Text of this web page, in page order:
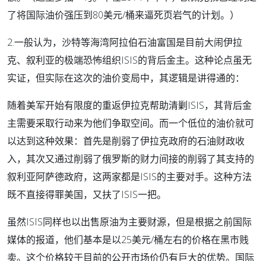
了将国际油价强压到80美元/桶来逼死页岩气的计划。）
2.一般认为，沙特等海湾阿拉伯石油富国是目前大闹伊拉
克、叙利亚的极端恐怖组织ISIS的背后金主。这种论点虽无
实证，但实际在这次的油价变局中，其逻辑是讲得通的：
随着美军开始有限度的重返伊拉克帮助清剿ISIS，其背后金
主需要采取行动来为他们争取空间。而一个低位的油价就可
以达到这种效果：首先是削弱了伊拉克政府的石油财政收
入，其次又通过削弱了俄罗斯的财力间接的削弱了其支持的
叙利亚阿萨德政府，这两家都是ISIS的主要对手。这种方法
既不直接得罪美国，又扶了ISIS一把。
虽然ISIS同样也以出售原油为主要财源，但是根据之前国际
媒体的报道，他们基本是以25美元/桶左右的价格在黑市贱
卖。这个价格较于目前的公开市场价仍有巨大的优势。国际